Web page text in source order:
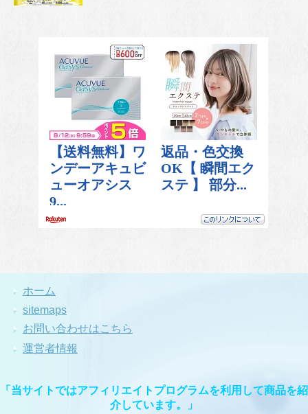
ホーム
sitemaps
お問い合わせはこちら
運営者情報
「当サイトではアフィリエイトプログラムを利用して商品を紹
介しています。」